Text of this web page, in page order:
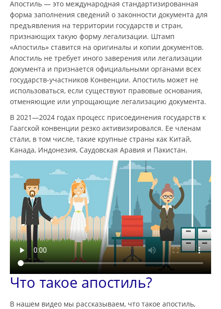
Апостиль — это международная стандартизированная
форма заполнения сведений о законности документа для
предъявления на территории государств и стран,
признающих такую форму легализации. Штамп
«Апостиль» ставится на оригиналы и копии документов.
Апостиль не требует иного заверения или легализации
документа и признается официальными органами всех
государств-участников Конвенции. Апостиль может не
использоваться, если существуют правовые основания,
отменяющие или упрощающие легализацию документа.
В 2021—2024 годах процесс присоединения государств к
Гаагской конвенции резко активизировался. Ее членам
стали, в том числе, такие крупные страны как Китай,
Канада, Индонезия, Саудовская Аравия и Пакистан.
Что такое апостиль?
В нашем видео мы рассказываем, что такое апостиль,